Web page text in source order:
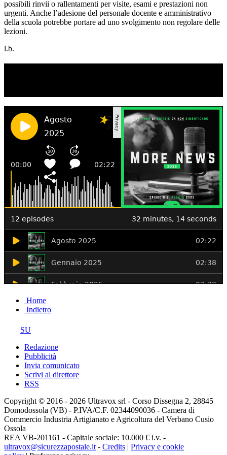
possibili rinvii o rallentamenti per visite, esami e prestazioni non
urgenti. Anche l’adesione del personale docente e amministrativo
della scuola potrebbe portare ad uno svolgimento non regolare delle
lezioni.
l.b.
Home
Indietro
SU
Redazione
Pubblicità
Invia comunicato
Scrivi al direttore
RSS
Copyright © 2016 - 2026 Ultravox srl - Corso Dissegna 2, 28845
Domodossola (VB) - P.IVA/C.F. 02344090036 - Camera di
Commercio Industria Artigianato e Agricoltura del Verbano Cusio
Ossola
REA VB-201161 - Capitale sociale: 10.000 € i.v. -
ultravox@sicurezzapostale.it - Credits | Privacy e cookie